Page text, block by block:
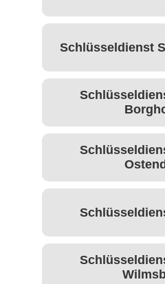
Schlüsseldienst